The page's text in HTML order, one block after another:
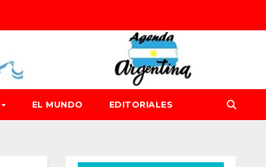
EL MUNDO EDITORIALES